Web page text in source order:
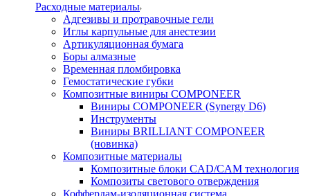
Расходные материалы
Адгезивы и протравочные гели
Иглы карпульные для анестезии
Артикуляционная бумага
Боры алмазные
Временная пломбировка
Гемостатические губки
Композитные виниры COMPONEER
Виниры COMPONEER (Synergy D6)
Инструменты
Виниры BRILLIANT COMPONEER
(новинка)
Композитные материалы
Композитные блоки CAD/СAM технология
Композиты светового отверждения
Коффердам-изоляционная система